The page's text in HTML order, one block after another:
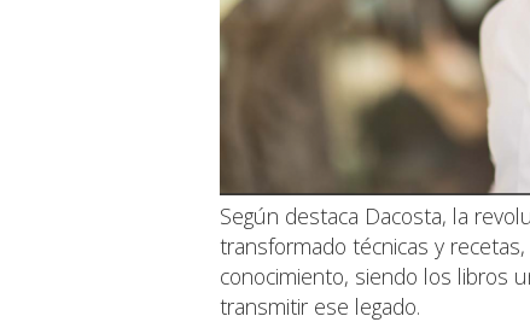
Según destaca Dacosta, la
transformado técnicas y
conocimiento, siendo los libros
transmitir ese legado.